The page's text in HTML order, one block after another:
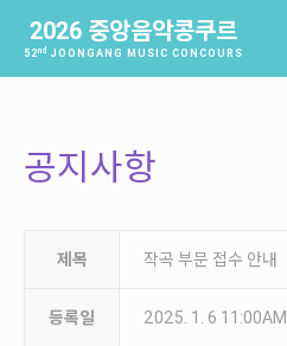
2026 중앙음악콩쿠르
52nd JOONGANG MUSIC CONCOURS
소개
역사
역대수상자
과제곡 및 요강
공지사항
제목 작곡 부문 접수 안내
등록일 2025. 1. 6 11:00AM